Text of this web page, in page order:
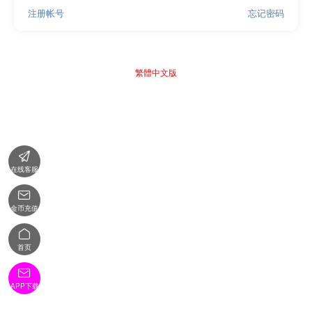
忘记密码
注册帐号
繁體中文版

在线客服

金币充值

首页

APP下载